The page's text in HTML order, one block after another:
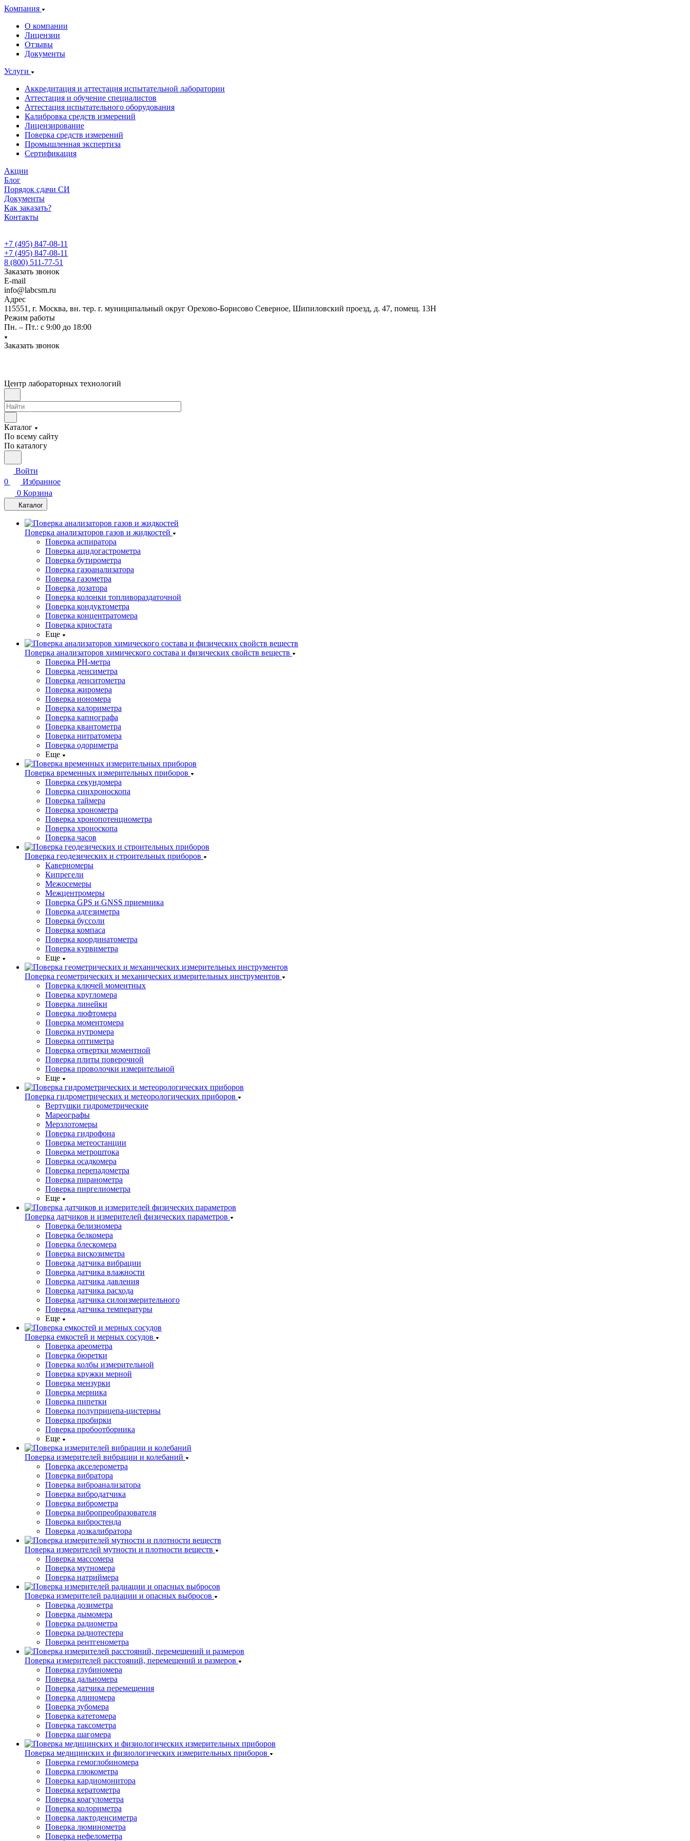
Компания
О компании
Лицензии
Отзывы
Документы
Услуги
Аккредитация и аттестация испытательной лаборатории
Аттестация и обучение специалистов
Аттестация испытательного оборудования
Калибровка средств измерений
Лицензирование
Поверка средств измерений
Промышленная экспертиза
Сертификация
Акции
Блог
Порядок сдачи СИ
Документы
Как заказать?
Контакты
+7 (495) 847-08-11
+7 (495) 847-08-11
8 (800) 511-77-51
Заказать звонок
E-mail
info@labcsm.ru
Адрес
115551, г. Москва, вн. тер. г. муниципальный округ Орехово-Борисово Северное, Шипиловский проезд, д. 47, помещ. 13Н
Режим работы
Пн. – Пт.: с 9:00 до 18:00
Заказать звонок
Центр лабораторных технологий
Каталог
По всему сайту
По каталогу
Войти
0
Избранное
0 Корзина
Каталог
Поверка анализаторов газов и жидкостей
Поверка аспиратора
Поверка ацидогастрометра
Поверка бутирометра
Поверка газоанализатора
Поверка газометра
Поверка дозатора
Поверка колонки топливораздаточной
Поверка кондуктометра
Поверка концентратомера
Поверка криостата
Еще
Поверка анализаторов химического состава и физических свойств веществ
Поверка PH-метра
Поверка денсиметра
Поверка денситометра
Поверка жиромера
Поверка иономера
Поверка калориметра
Поверка капнографа
Поверка квантометра
Поверка нитратомера
Поверка одориметра
Еще
Поверка временных измерительных приборов
Поверка секундомера
Поверка синхроноскопа
Поверка таймера
Поверка хронометра
Поверка хронопотенциометра
Поверка хроноскопа
Поверка часов
Поверка геодезических и строительных приборов
Каверномеры
Кипрегели
Межосемеры
Межцентромеры
Поверка GPS и GNSS приемника
Поверка адгезиметра
Поверка буссоли
Поверка компаса
Поверка координатометра
Поверка курвиметра
Еще
Поверка геометрических и механических измерительных инструментов
Поверка ключей моментных
Поверка кругломера
Поверка линейки
Поверка люфтомера
Поверка моментомера
Поверка нутромера
Поверка оптиметра
Поверка отвертки моментной
Поверка плиты поверочной
Поверка проволочки измерительной
Еще
Поверка гидрометрических и метеорологических приборов
Вертушки гидрометрические
Мареографы
Мерзлотомеры
Поверка гидрофона
Поверка метеостанции
Поверка метроштока
Поверка осадкомера
Поверка перепадометра
Поверка пиранометра
Поверка пиргелиометра
Еще
Поверка датчиков и измерителей физических параметров
Поверка белизномера
Поверка белкомера
Поверка блескомера
Поверка вискозиметра
Поверка датчика вибрации
Поверка датчика влажности
Поверка датчика давления
Поверка датчика расхода
Поверка датчика силоизмерительного
Поверка датчика температуры
Еще
Поверка емкостей и мерных сосудов
Поверка ареометра
Поверка бюретки
Поверка колбы измерительной
Поверка кружки мерной
Поверка мензурки
Поверка мерника
Поверка пипетки
Поверка полуприцепа-цистерны
Поверка пробирки
Поверка пробоотборника
Еще
Поверка измерителей вибрации и колебаний
Поверка акселерометра
Поверка вибратора
Поверка виброанализатора
Поверка вибродатчика
Поверка виброметра
Поверка вибропреобразователя
Поверка вибростенда
Поверка дозкалибратора
Поверка измерителей мутности и плотности веществ
Поверка массомера
Поверка мутномера
Поверка натриймера
Поверка измерителей радиации и опасных выбросов
Поверка дозиметра
Поверка дымомера
Поверка радиометра
Поверка радиотестера
Поверка рентгенометра
Поверка измерителей расстояний, перемещений и размеров
Поверка глубиномера
Поверка дальномера
Поверка датчика перемещения
Поверка длиномера
Поверка зубомера
Поверка катетомера
Поверка таксометра
Поверка шагомера
Поверка медицинских и физиологических измерительных приборов
Поверка гемоглобиномера
Поверка глюкометра
Поверка кардиомонитора
Поверка кератометра
Поверка коагулометра
Поверка колориметра
Поверка лактоденсиметра
Поверка люминометра
Поверка нефелометра